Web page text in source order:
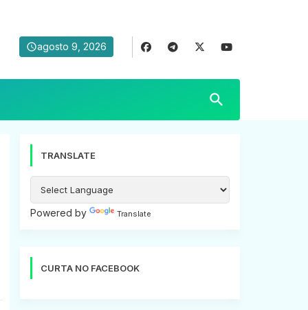
agosto 9, 2026
TRANSLATE
Powered by Translate
CURTA NO FACEBOOK